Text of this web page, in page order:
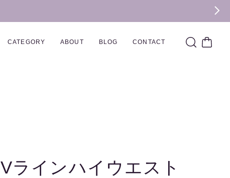
CATEGORY ABOUT BLOG CONTACT
Vラインハイウエスト